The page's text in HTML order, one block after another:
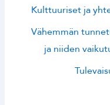
Kulttuuriset ja
Vähemmän
ja niiden